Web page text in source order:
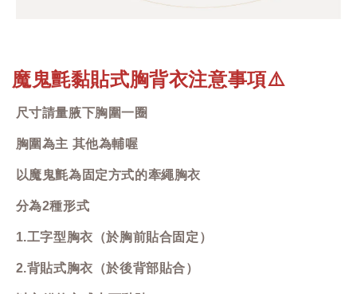
魔鬼氈黏貼式胸背衣注意事項⚠️
尺寸請量腋下胸圍一圈
胸圍為主 其他為輔喔
以魔鬼氈為固定方式的牽繩胸衣
分為2種形式
1.工字型胸衣（於胸前貼合固定）
2.背貼式胸衣（於後背部貼合）